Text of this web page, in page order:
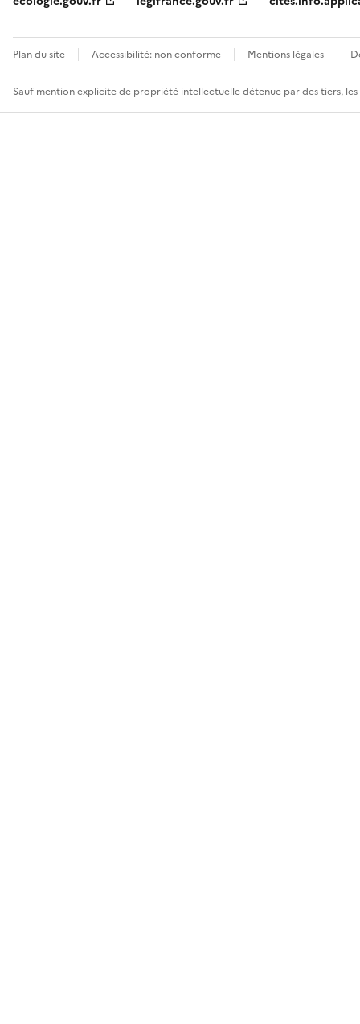
Plan du site Accessibilité: non conforme Mentions légales
Sauf mention explicite de propriété intellectuelle détenue par des tiers,